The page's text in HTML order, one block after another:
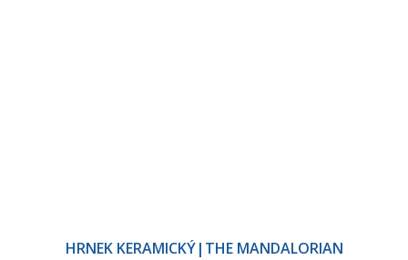
HRNEK KERAMICKÝ|THE MANDALORIAN